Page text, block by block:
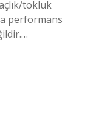
tokluk
performans